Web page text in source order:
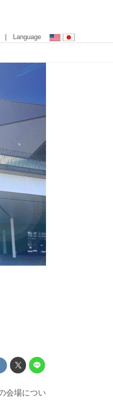
| Language
会場につい